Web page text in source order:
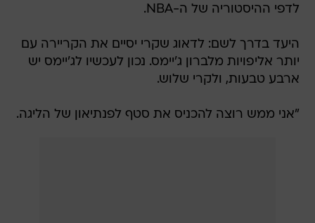
לדפי ההיסטוריה של ה-NBA.
היעד בדרך לשם: לדאוג שקרי יסיים את הקריירה עם
יותר אליפויות מלברון ג'יימס. נכון לעכשיו לג'יימס יש
ארבע טבעות, ולקרי שלוש.
"אני ממש רוצה להכניס את סטף לפנתיאון של הליגה.